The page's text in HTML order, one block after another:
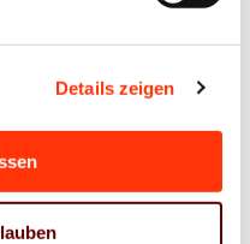
Details zeigen
10.
2026